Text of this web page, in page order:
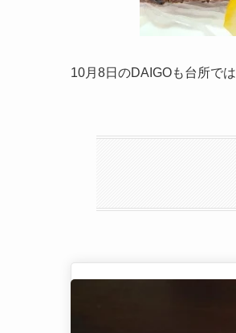
10月8日のDAIGOも台所で